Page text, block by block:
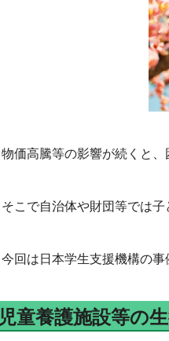
物価高騰等の影響が続くと
そこで自治体や財団等では
今回は日本学生支援機構の事
児童養護施設等の